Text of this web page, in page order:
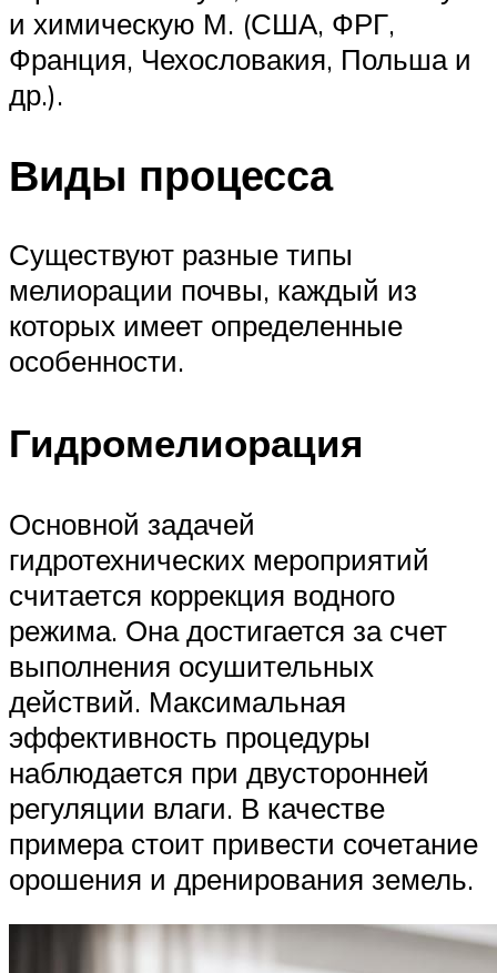
и химическую М. (США, ФРГ,
Франция, Чехословакия, Польша и
др.).
Виды процесса
Существуют разные типы
мелиорации почвы, каждый из
которых имеет определенные
особенности.
Гидромелиорация
Основной задачей
гидротехнических мероприятий
считается коррекция водного
режима. Она достигается за счет
выполнения осушительных
действий. Максимальная
эффективность процедуры
наблюдается при двусторонней
регуляции влаги. В качестве
примера стоит привести сочетание
орошения и дренирования земель.